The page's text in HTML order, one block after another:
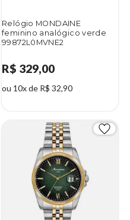
Relógio MONDAINE
feminino analógico verde
99872L0MVNE2
R$ 329,00
ou 10x de R$ 32,90